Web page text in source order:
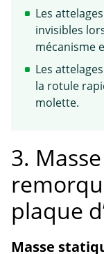
Les
invisibles
mécanisme
Les
la rotule
molette.
3.
plaque
Masse